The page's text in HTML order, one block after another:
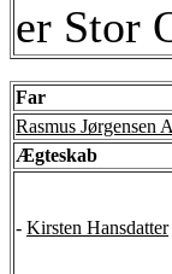
er Stor
Far
Rasmus Jørgensen
Ægteskab
- Kirsten Hansdatter